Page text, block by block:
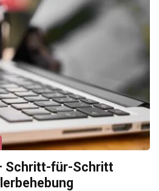
Schritt-für-Schritt